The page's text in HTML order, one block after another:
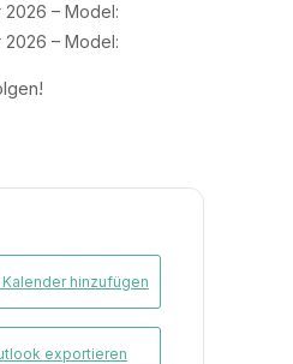
2026 – Model:
2026 – Model:
hinzufügen
exportieren